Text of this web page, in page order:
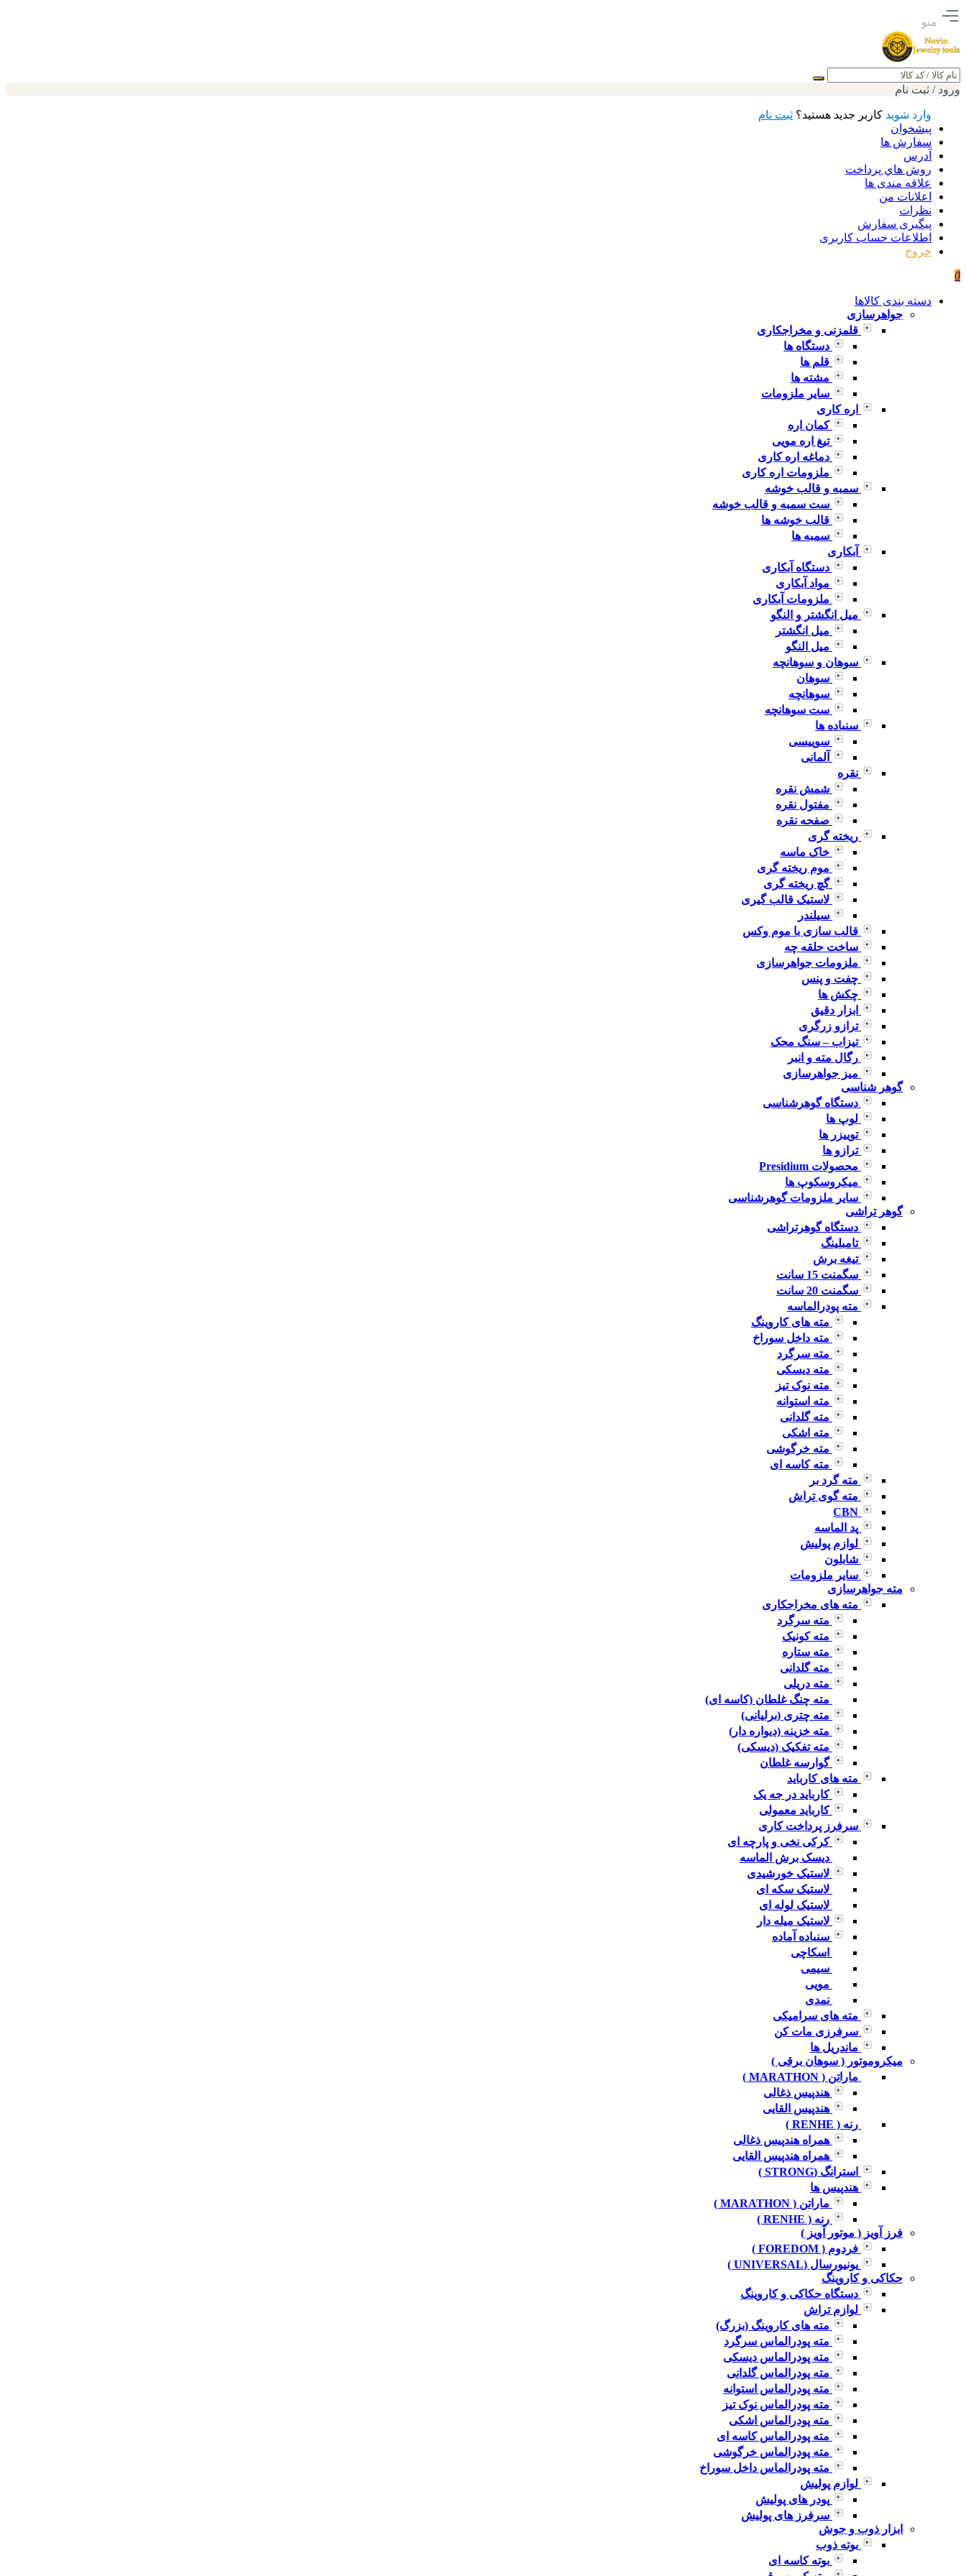
منو
جستجو
ورود / ثبت نام
وارد شوید کاربر جدید هستید؟ ثبت نام
پیشخوان
سفارش ها
آدرس
روش هاي پرداخت
علاقه مندی ها
اعلانات من
نظرات
پیگیری سفارش
اطلاعات حساب كاربری
خروج
0
دسته بندی کالاها
جواهرسازی
قلمزنی و مخراجکاری
دستگاه ها
قلم ها
مشته ها
سایر ملزومات
اره کاری
کمان اره
تیغ اره مویی
دماغه اره کاری
ملزومات اره کاری
سمبه و قالب خوشه
ست سمبه و قالب خوشه
قالب خوشه ها
سمبه ها
آبکاری
دستگاه آبکاری
مواد آبکاری
ملزومات آبکاری
میل انگشتر و النگو
میل انگشتر
میل النگو
سوهان و سوهانچه
سوهان
سوهانچه
ست سوهانچه
سنباده ها
سوییسی
آلمانی
نقره
شمش نقره
مفتول نقره
صفحه نقره
ریخته گری
خاک ماسه
موم ریخته گری
گچ ریخته گری
لاستیک قالب گیری
سیلندر
قالب سازی با موم وکس
ساخت حلقه چه
ملزومات جواهرسازی
چفت و پنس
چکش ها
ابزار دقیق
ترازو زرگری
تیزاب – سنگ محک
رگال مته و انبر
میز جواهرسازی
گوهر شناسی
دستگاه گوهرشناسی
لوپ ها
توییزر ها
ترازو ها
محصولات Presidium
میکروسکوپ ها
سایر ملزومات گوهرشناسی
گوهر تراشی
دستگاه گوهرتراشی
تامبلینگ
تیغه برش
سگمنت 15 سانت
سگمنت 20 سانت
مته پودرالماسه
مته های کاروینگ
مته داخل سوراخ
مته سرگرد
مته دیسکی
مته نوک تیز
مته استوانه
مته گلدانی
مته اشکی
مته خرگوشی
مته کاسه ای
مته گرد بر
مته گوی تراش
CBN
پد الماسه
لوازم پولیش
شابلون
سایر ملزومات
مته جواهرسازی
مته های مخراجکاری
مته سرگرد
مته کونیک
مته ستاره
مته گلدانی
مته دریلی
مته چنگ غلطان (کاسه ای)
مته چتری (برلیانی)
مته خزینه (دیواره دار)
مته تفکیک (دیسکی)
گوارسه غلطان
مته های کارباید
کارباید در جه یک
کارباید معمولی
سرفرز پرداخت کاری
کرکی نخی و پارچه ای
دیسک برش الماسه
لاستیک خورشیدی
لاستیک سکه ای
لاستیک لوله ای
لاستیک میله دار
سنباده آماده
اسکاچی
سیمی
مویی
نمدی
مته های سرامیکی
سرفرزی مات کن
ماندریل ها
میکروموتور ( سوهان برقی )
ماراتن ( MARATHON )
هندپیس ذغالی
هندپیس القایی
رنه ( RENHE )
همراه هندپیس ذغالی
همراه هندپیس القایی
استرانگ (STRONG )
هندپیس ها
ماراتن ( MARATHON )
رنه ( RENHE )
فرز آویز ( موتور آویز )
فردوم ( FOREDOM )
یونیورسال (UNIVERSAL )
حکاکی و کاروینگ
دستگاه حکاکی و کاروینگ
لوازم تراش
مته های کاروینگ (بزرگ)
مته پودرالماس سرگرد
مته پودرالماس دیسکی
مته پودرالماس گلدانی
مته پودرالماس استوانه
مته پودرالماس نوک تیز
مته پودرالماس اشکی
مته پودرالماس کاسه ای
مته پودرالماس خرگوشی
مته پودرالماس داخل سوراخ
لوازم پولیش
پودر های پولیش
سرفرز های پولیش
ابزار ذوب و جوش
بوته ذوب
بوته کاسه ای